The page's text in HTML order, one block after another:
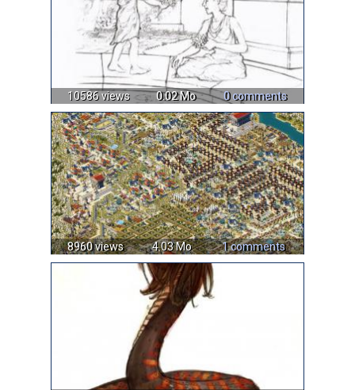
10586 views 0.02 Mo 0 comments
8960 views 4.03 Mo 1 comments